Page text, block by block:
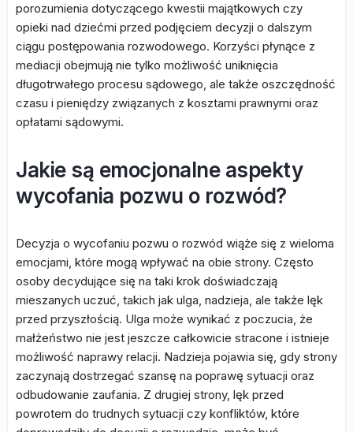
porozumienia dotyczącego kwestii majątkowych czy
opieki nad dziećmi przed podjęciem decyzji o dalszym
ciągu postępowania rozwodowego. Korzyści płynące z
mediacji obejmują nie tylko możliwość uniknięcia
długotrwałego procesu sądowego, ale także oszczędność
czasu i pieniędzy związanych z kosztami prawnymi oraz
opłatami sądowymi.
Jakie są emocjonalne aspekty
wycofania pozwu o rozwód?
Decyzja o wycofaniu pozwu o rozwód wiąże się z wieloma
emocjami, które mogą wpływać na obie strony. Często
osoby decydujące się na taki krok doświadczają
mieszanych uczuć, takich jak ulga, nadzieja, ale także lęk
przed przyszłością. Ulga może wynikać z poczucia, że
małżeństwo nie jest jeszcze całkowicie stracone i istnieje
możliwość naprawy relacji. Nadzieja pojawia się, gdy strony
zaczynają dostrzegać szansę na poprawę sytuacji oraz
odbudowanie zaufania. Z drugiej strony, lęk przed
powrotem do trudnych sytuacji czy konfliktów, które